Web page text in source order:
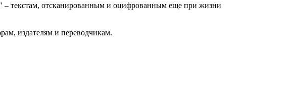
– текстам, отсканированным и оцифрованным еще при жизни
издателям и переводчикам.